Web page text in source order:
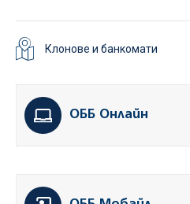
Клонове и банкомати
ОББ Онлайн